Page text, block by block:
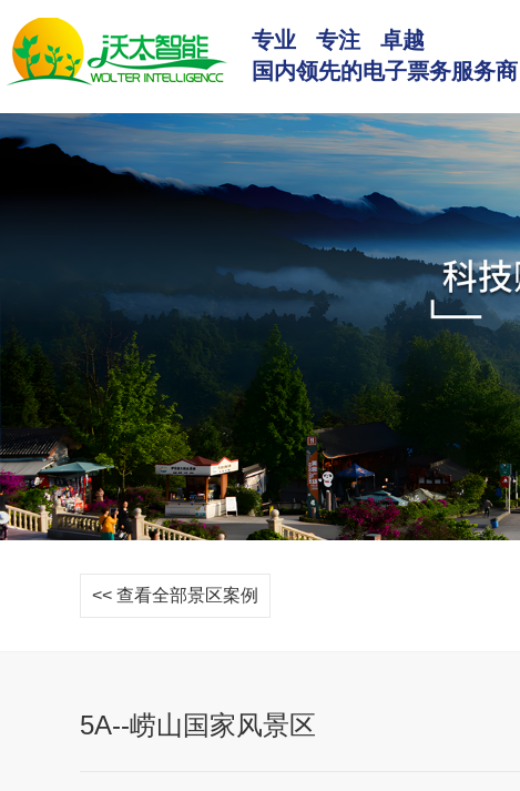
专业 专注 卓越
国内领先的电子票务服务商
<< 查看全部景区案例
5A--崂山国家风景区